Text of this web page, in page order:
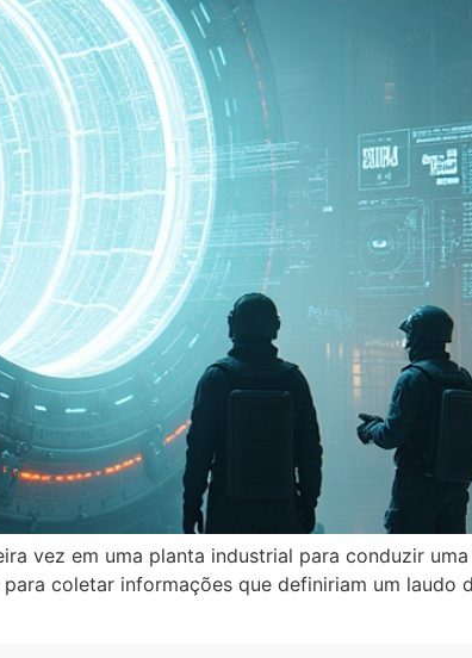
vez em uma planta industrial para conduzir
coletar informações que definiriam um laudo